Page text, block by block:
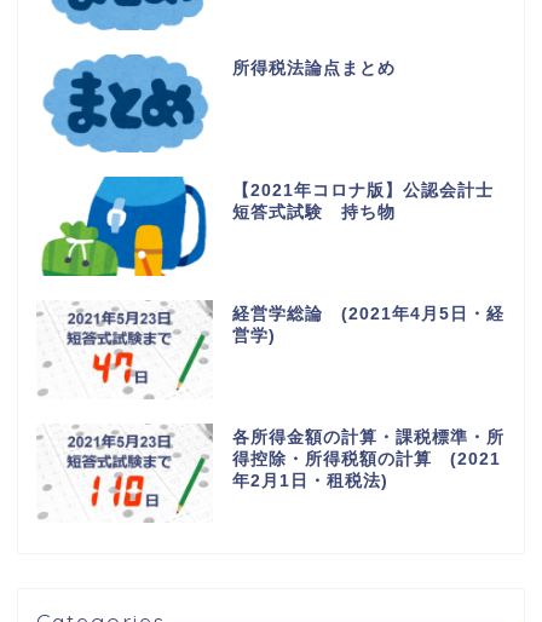
所得税法論点まとめ
【2021年コロナ版】公認会計士
短答式試験 持ち物
経営学総論 (2021年4月5日・経
営学)
各所得金額の計算・課税標準・所
得控除・所得税額の計算 (2021
年2月1日・租税法)